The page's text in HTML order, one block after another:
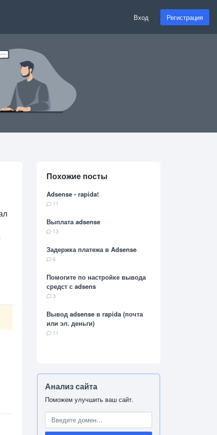
Вход Регистрация
Похожие посты
Adsense - rapida!
11
Выплата adsense
13
Задержка платежа в Adsense
6
Помогите по настройке вывода
средст с adsens
3
Вывод adsense в rapida (почта
или эл. деньги)
11
Анализ сайта
Поможем улучшить ваш сайт.